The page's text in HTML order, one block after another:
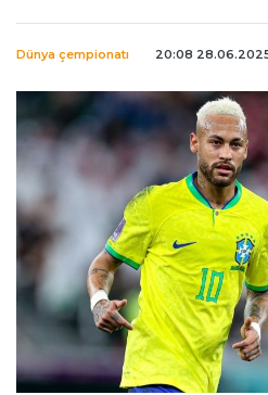
Dünya çempionatı 20:08